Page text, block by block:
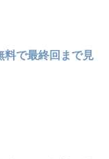
料で最終回まで見